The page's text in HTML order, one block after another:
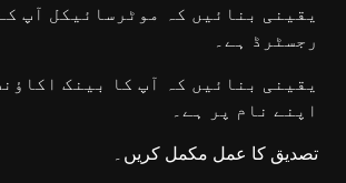
یقینی بنائیں کہ موٹرسائیکل آپ
رجسٹرڈ ہے۔
یقینی بنائیں کہ آپ کا بینک
اپنے نام پر ہے۔
تصدیق کا عمل مکمل کریں۔